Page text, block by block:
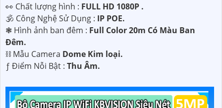
️👀 Chất lượng hình : FULL HD 1080P .
🕉️ Công Nghệ Sử Dụng : IP POE.
❃ Hình ảnh ban đêm : Full Color 20m Có Màu Ban
Ðêm.
⛓ Mẫu Camera Dome Kim loại.
️ƒ Điểm Nỗi Bật : Thu Âm.